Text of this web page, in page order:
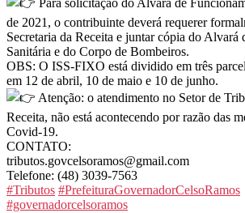
de 2021, o contribuinte deverá requerer
Secretaria da Receita e juntar cópia do Alvará
Sanitária e do Corpo de Bombeiros.
OBS: O ISS-FIXO está dividido em três
em 12 de abril, 10 de maio e 10 de junho.
Atenção: o atendimento no Setor de
Receita, não está acontecendo por razão das
Covid-19.
CONTATO:
tributos.govcelsoramos@gmail.com
Telefone: (48) 3039-7563
#Tributos #PrefeituraGovernadorCelsoRamos
#governadorcelsoramos